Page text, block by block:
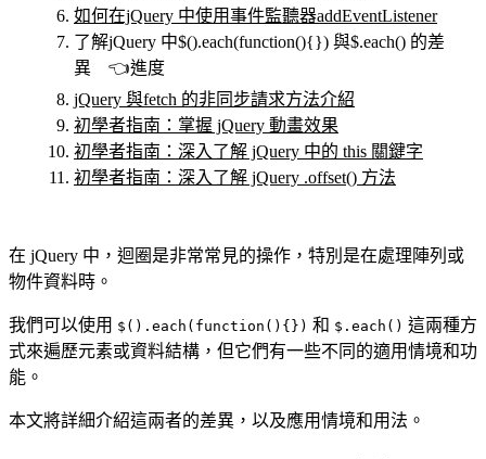
如何在jQuery 中使用事件監聽器addEventListener
了解jQuery 中$().each(function(){}) 與$.each() 的差
異 👈進度
jQuery 與fetch 的非同步請求方法介紹
初學者指南：掌握 jQuery 動畫效果
初學者指南：深入了解 jQuery 中的 this 關鍵字
初學者指南：深入了解 jQuery .offset() 方法
在 jQuery 中，迴圈是非常常見的操作，特別是在處理陣列或
物件資料時。
我們可以使用 $().each(function(){}) 和 $.each() 這兩種方
式來遍歷元素或資料結構，但它們有一些不同的適用情境和功
能。
本文將詳細介紹這兩者的差異，以及應用情境和用法。